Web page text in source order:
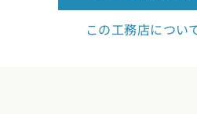
この工務店につい